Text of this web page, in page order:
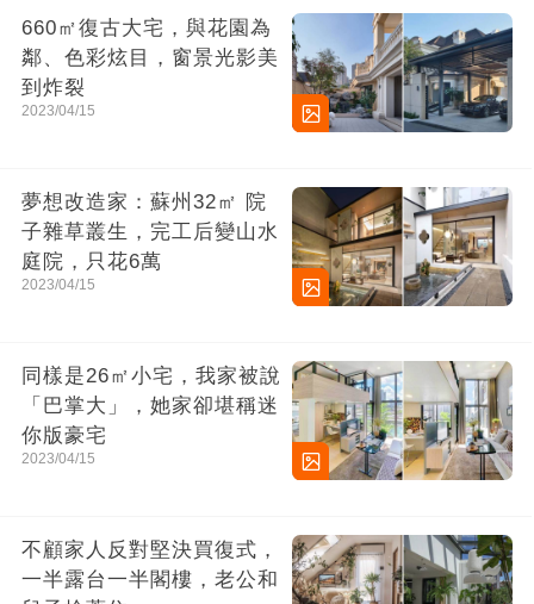
660㎡復古大宅，與花園為
鄰、色彩炫目，窗景光影美
到炸裂
2023/04/15
夢想改造家：蘇州32㎡ 院
子雜草叢生，完工后變山水
庭院，只花6萬
2023/04/15
同樣是26㎡小宅，我家被說
「巴掌大」，她家卻堪稱迷
你版豪宅
2023/04/15
不顧家人反對堅決買復式，
一半露台一半閣樓，老公和